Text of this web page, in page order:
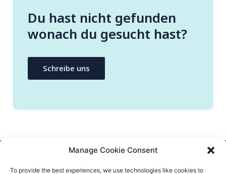
Manage Cookie Consent
To provide the best experiences, we use technologies like cookies to
Du hast nicht gefunden
wonach du gesucht hast?
Schreibe uns